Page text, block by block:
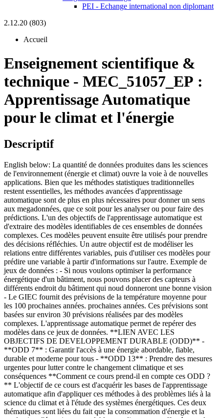
PEI - Echange international non diplomant
2.12.20 (803)
Accueil
Enseignement scientifique &
technique - MEC_51057_EP :
Apprentissage Automatique
pour le climat et l'énergie
Descriptif
English below: La quantité de données produites dans les sciences
de l'environnement (énergie et climat) ouvre la voie à de nouvelles
applications. Bien que les méthodes statistiques traditionnelles
restent essentielles, les méthodes avancées d'apprentissage
automatique sont de plus en plus nécessaires pour donner un sens
aux megadonnées, que ce soit pour les analyser ou pour faire des
prédictions. L'un des objectifs de l'apprentissage automatique est
d'extraire des modèles identifiables de ces ensembles de données
complexes. Ces modèles peuvent ensuite être utilisés pour prendre
des décisions réfléchies. Un autre objectif est de modéliser les
relations entre différentes variables, puis d'utiliser ces modèles pour
prédire une variable à partir d'informations sur l'autre. Exemple de
jeux de données : - Si nous voulons optimiser la performance
énergétique d'un bâtiment, nous pouvons placer des capteurs à
différents endroit du bâtiment qui noud donneront une bonne vision
- Le GIEC fournit des prévisions de la température moyenne pour
les 100 prochaines années. prochaines années. Ces prévisions sont
basées sur environ 30 prévisions réalisées par des modèles
complexes. L'apprentissage automatique permet de repérer des
modèles dans ce jeux de données. **LIEN AVEC LES
OBJECTIFS DE DEVELOPPEMENT DURABLE (ODD)** -
**ODD 7** : Garantir l'accès à une énergie abordable, fiable,
durable et moderne pour tous - **ODD 13** : Prendre des mesures
urgentes pour lutter contre le changement climatique et ses
conséquences **Comment ce cours prend-il en compte ces ODD ?
** L'objectif de ce cours est d'acquérir les bases de l'apprentissage
automatique afin d'appliquer ces méthodes à des problèmes liés à la
science du climat et à l'étude des systèmes énergétiques. Ces deux
thématiques sont liées du fait que la consommation d'énergie et la